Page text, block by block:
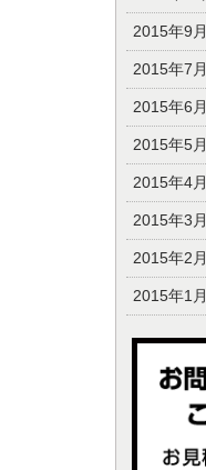
2015年9月
2015年7月
2015年6月
2015年5月
2015年4月
2015年3月
2015年2月
2015年1月